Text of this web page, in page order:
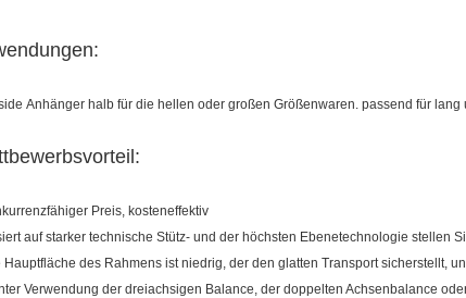
Anhänger halb für die hellen oder großen Größenwaren. passend für
Preis, kosteneffektiv
auf starker technische Stütz- und der höchsten Ebenetechnologie stellen
Hauptfläche des Rahmens ist niedrig, der den glatten Transport sicherstellt,
Verwendung der dreiachsigen Balance, der doppelten Achsenbalance